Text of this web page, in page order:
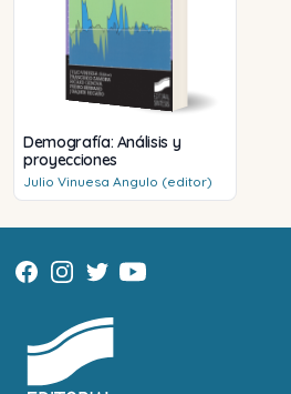
Demografía: Análisis y
proyecciones
Julio Vinuesa Angulo (editor)